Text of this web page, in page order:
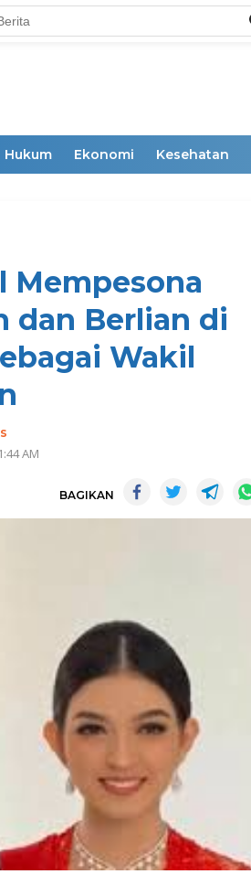
Hukum Ekonomi Kesehatan
Mempesona
dan Berlian di
Wakil
AM
BAGIKAN